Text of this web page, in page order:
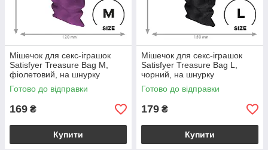
Мішечок для секс-іграшок
Satisfyer Treasure Bag M,
фіолетовий, на шнурку
Готово до відправки
169 ₴
Купити
Мішечок для секс-іграшок
Satisfyer Treasure Bag L,
чорний, на шнурку
Готово до відправки
179 ₴
Купити